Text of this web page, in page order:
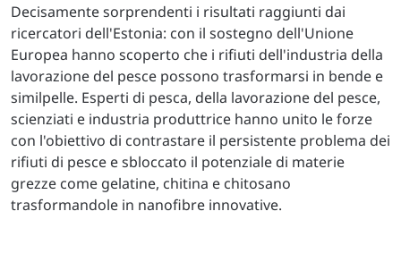
Decisamente sorprendenti i risultati raggiunti dai
ricercatori dell'Estonia: con il sostegno dell'Unione
Europea hanno scoperto che i rifiuti dell'industria della
lavorazione del pesce possono trasformarsi in bende e
similpelle. Esperti di pesca, della lavorazione del pesce,
scienziati e industria produttrice hanno unito le forze
con l'obiettivo di contrastare il persistente problema dei
rifiuti di pesce e sbloccato il potenziale di materie
grezze come gelatine, chitina e chitosano
trasformandole in nanofibre innovative.